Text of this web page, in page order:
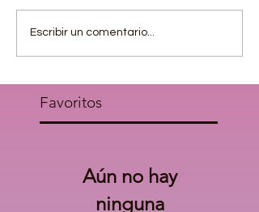
Escribir un comentario...
Favoritos
Aún no hay
ninguna